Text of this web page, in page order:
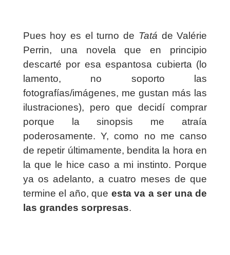
Pues hoy es el turno de Tatá de Valérie
Perrin, una novela que en principio
descarté por esa espantosa cubierta (lo
lamento, no soporto las
fotografías/imágenes, me gustan más las
ilustraciones), pero que decidí comprar
porque la sinopsis me atraía
poderosamente. Y, como no me canso
de repetir últimamente, bendita la hora en
la que le hice caso a mi instinto. Porque
ya os adelanto, a cuatro meses de que
termine el año, que esta va a ser una de
las grandes sorpresas.